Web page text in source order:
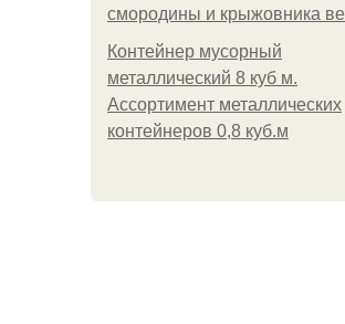
смородины и крыжовника
Контейнер мусорный
металлический 8 куб м.
Ассортимент металлических
контейнеров 0,8 куб.м